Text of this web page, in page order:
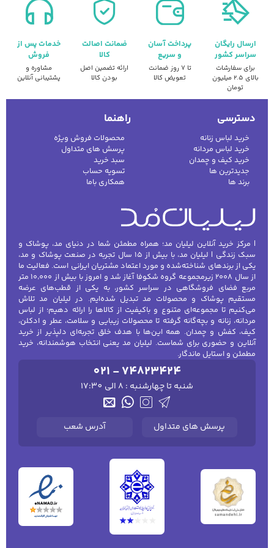
ارسال رایگان
سراسر کشور
برای سفارشات
بالای ۲.۵ میلیون
تومان
پرداخت آسان
و سریع
تا ۷ روز ضمانت
تعویض کالا
ضمانت اصالت
کالا
ارائه تضمین اصل
بودن کالا
خدمات پس از
فروش
مشاوره و
پشتیبانی آنلاین
دسترسی
خرید لباس زنانه
خرید لباس مردانه
خرید کیف و چمدان
جدیدترین ها
برند ها
راهنما
محصولات فروش ویژه
پرسش های متداول
سبد خرید
تسویه حساب
همکاری باما
| مرکز خرید آنلاین لیلیان مد؛ همراه مطمئن شما در دنیای مد، پوشاک و
سبک زندگی | لیلیان مد، با بیش از ۱۵ سال تجربه در صنعت پوشاک و مد،
یکی از برندهای شناخته‌شده و مورد اعتماد مشتریان ایرانی است. فعالیت ما
از سال ۲۰۰۸ زیرمجموعه گروه شکوفا آغاز شد و امروز با بیش از ۱۰٬۰۰۰ متر
مربع فضای فروشگاهی در سراسر کشور، به یکی از قطب‌های عرضه
مستقیم پوشاک و محصولات مد تبدیل شده‌ایم. در لیلیان مد تلاش
می‌کنیم تا مجموعه‌ای متنوع و باکیفیت از کالاها را ارائه دهیم؛ از لباس
مردانه، زنانه و بچه‌گانه گرفته تا محصولات زیبایی و سلامت، عطر و ادکلن،
کیف، کفش و چمدان. همه این‌ها با هدف خلق تجربه‌ای دلپذیر از خرید
آنلاین و حضوری برای شماست. لیلیان مد یعنی انتخاب هوشمندانه، خرید
مطمئن و استایل ماندگار.
021 - 74823424
شنبه تا چهارشنبه : 8 الی 17:30
پرسش های متداول آدرس شعب